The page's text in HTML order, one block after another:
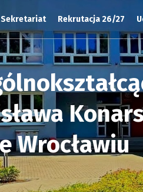
Wrocławiu
Sekretariat Rekrutacja 26/27